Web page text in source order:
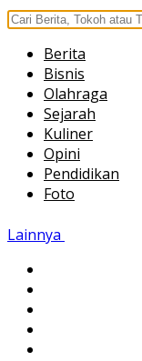
Berita
Bisnis
Olahraga
Sejarah
Kuliner
Opini
Pendidikan
Foto
Lainnya